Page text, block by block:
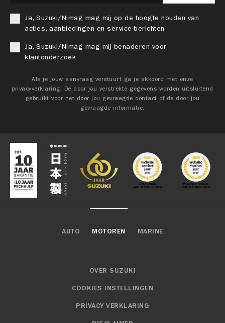
Ja, Suzuki/Nimag mag mij op de hoogte houden van
acties, aanbiedingen en service-berichten
Ja, Suzuki/Nimag mag mij benaderen voor
klantonderzoek
Als je jouw aanvraag verstuurt ga je akkoord met onze
privacyverklaring. De door jou verstrekte gegevens worden uitsluitend
gebruikt voor het door jou gevraagde contact of de door jou
gevraagde informatie.
AUTO MOTOREN MARINE
OVER SUZUKI
COOKIES INSTELLINGEN
PRIVACY VERKLARING